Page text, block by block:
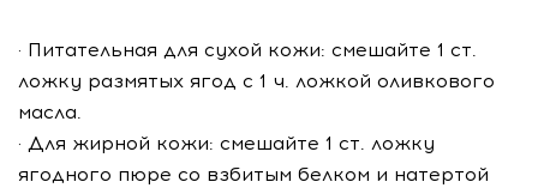
· Питательная для сухой кожи: смешайте 1 ст.
ложку размятых ягод с 1 ч. ложкой оливкового
масла.
· Для жирной кожи: смешайте 1 ст. ложку
ягодного пюре со взбитым белком и натертой